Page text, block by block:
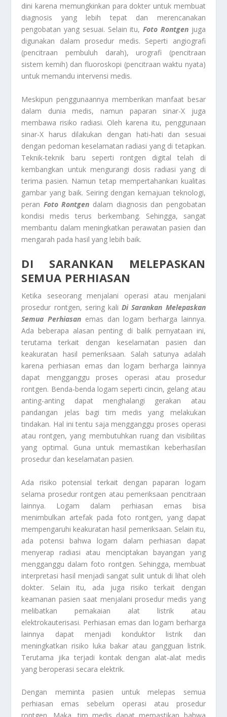
dini karena memungkinkan para dokter untuk membuat
diagnosis yang lebih tepat dan merencanakan
pengobatan yang sesuai. Selain itu,Foto Rontgen juga
digunakan dalam prosedur medis. Seperti angiografi
(pencitraan pembuluh darah), urografi (pencitraan
sistem kemih) dan fluoroskopi (pencitraan waktu nyata)
untuk memandu intervensi medis.
Meskipun penggunaannya memberikan manfaat besar
dalam dunia medis, namun paparan sinar-X juga
membawa risiko radiasi. Oleh karena itu, penggunaan
sinar-X harus dilakukan dengan hati-hati dan sesuai
dengan pedoman keselamatan radiasi yang di tetapkan.
Teknik-teknik baru seperti rontgen digital telah di
kembangkan untuk mengurangi dosis radiasi yang di
terima pasien. Namun tetap mempertahankan kualitas
gambar yang baik. Seiring dengan kemajuan teknologi,
peran Foto Rontgen dalam diagnosis dan pengobatan
kondisi medis terus berkembang. Sehingga, sangat
membantu dalam meningkatkan perawatan pasien dan
mengarah pada hasil yang lebih baik.
DI SARANKAN MELEPASKAN
SEMUA PERHIASAN
Ketika seseorang menjalani operasi atau menjalani
prosedur rontgen, sering kali Di Sarankan Melepaskan
Semua Perhiasan emas dan logam berharga lainnya.
Ada beberapa alasan penting di balik pernyataan ini,
terutama terkait dengan keselamatan pasien dan
keakuratan hasil pemeriksaan. Salah satunya adalah
karena perhiasan emas dan logam berharga lainnya
dapat mengganggu proses operasi atau prosedur
rontgen. Benda-benda logam seperti cincin, gelang atau
anting-anting dapat menghalangi gerakan atau
pandangan jelas bagi tim medis yang melakukan
tindakan. Hal ini tentu saja mengganggu proses operasi
atau rontgen, yang membutuhkan ruang dan visibilitas
yang optimal. Guna untuk memastikan keberhasilan
prosedur dan keselamatan pasien.
Ada risiko potensial terkait dengan paparan logam
selama prosedur rontgen atau pemeriksaan pencitraan
lainnya. Logam dalam perhiasan emas bisa
menimbulkan artefak pada foto rontgen, yang dapat
mempengaruhi keakuratan hasil pemeriksaan. Selain itu,
ada potensi bahwa logam dalam perhiasan dapat
menyerap radiasi atau menciptakan bayangan yang
mengganggu dalam foto rontgen. Sehingga, membuat
interpretasi hasil menjadi sangat sulit untuk di lihat oleh
dokter. Selain itu, ada juga risiko terkait dengan
keamanan pasien saat menjalani prosedur medis yang
melibatkan pemakaian alat listrik atau
elektrokauterisasi. Perhiasan emas dan logam berharga
lainnya dapat menjadi konduktor listrik dan
meningkatkan risiko luka bakar atau gangguan listrik.
Terutama jika terjadi kontak dengan alat-alat medis
yang beroperasi secara elektrik.
Dengan meminta pasien untuk melepas semua
perhiasan emas sebelum operasi atau prosedur